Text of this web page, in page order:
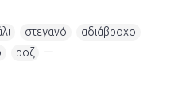
στεγανό αδιάβροχο
ροζ